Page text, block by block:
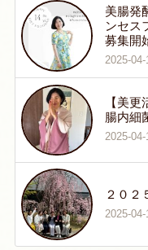
美腸発
ンセス
募集開
2025-04-
【美
腸内細
2025-04-
２０２
2025-04-